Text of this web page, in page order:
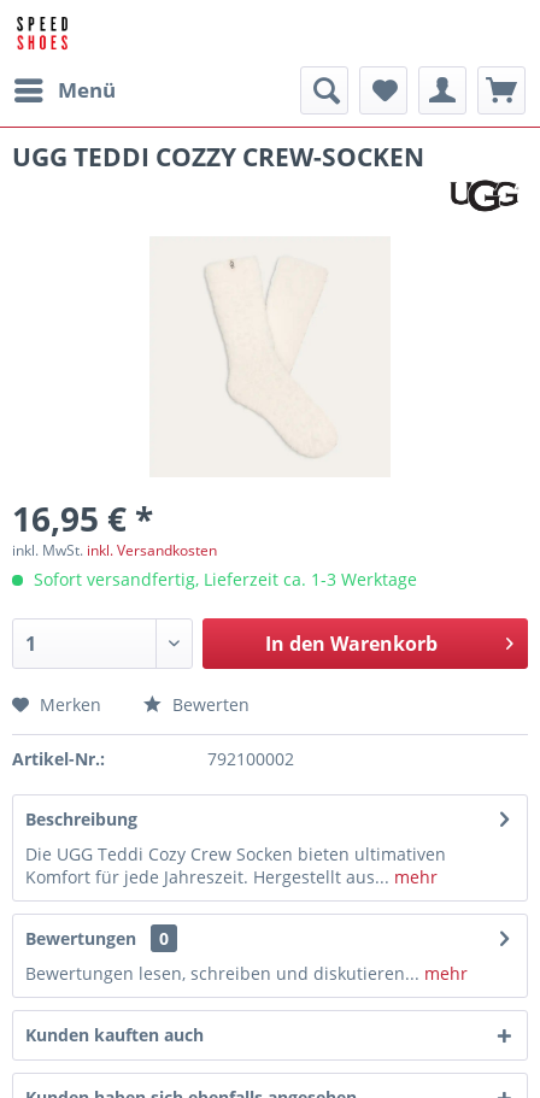
Menü
UGG TEDDI COZZY CREW-SOCKEN
16,95 € *
inkl. MwSt. inkl. Versandkosten
Sofort versandfertig, Lieferzeit ca. 1-3 Werktage
In den Warenkorb
Merken Bewerten
Artikel-Nr.: 792100002
Beschreibung
Die UGG Teddi Cozy Crew Socken bieten ultimativen
Komfort für jede Jahreszeit. Hergestellt aus... mehr
Bewertungen
0
Bewertungen lesen, schreiben und diskutieren... mehr
Kunden kauften auch